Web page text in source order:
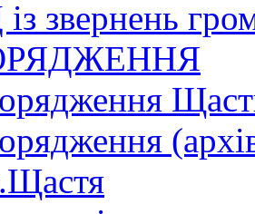
звернень